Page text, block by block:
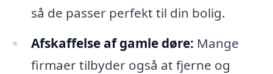
så de passer perfekt til din bolig.
Afskaffelse af gamle døre: Mange
firmaer tilbyder også at fjerne og